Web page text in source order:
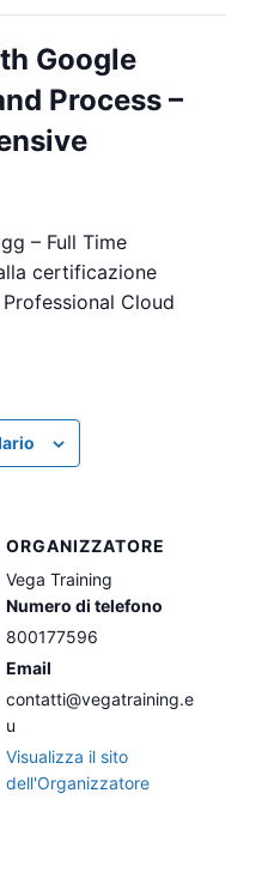
Google
Process –
– Full Time
certificazione
Cloud
ORGANIZZATORE
Vega Training
Numero di telefono
800177596
Email
contatti@vegatraining.e
u
Visualizza il sito
dell'Organizzatore